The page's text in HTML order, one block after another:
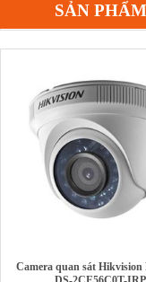
SẢN
Camera quan sát